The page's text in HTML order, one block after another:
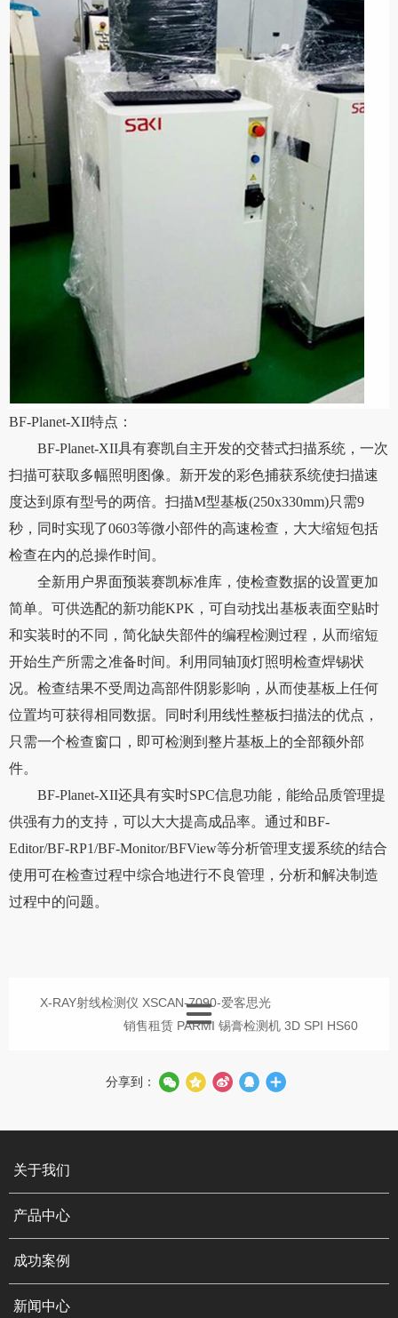
BF-Planet-XII特点：
BF-Planet-XII具有赛凯自主开发的交替式扫描系统，一次
扫描可获取多幅照明图像。新开发的彩色捕获系统使扫描速
度达到原有型号的两倍。扫描M型基板(250x330mm)只需9
秒，同时实现了0603等微小部件的高速检查，大大缩短包括
检查在内的总操作时间。
全新用户界面预装赛凯标准库，使检查数据的设置更加
简单。可供选配的新功能KPK，可自动找出基板表面空贴时
和实装时的不同，简化缺失部件的编程检测过程，从而缩短
开始生产所需之准备时间。利用同轴顶灯照明检查焊锡状
况。检查结果不受周边高部件阴影影响，从而使基板上任何
位置均可获得相同数据。同时利用线性整板扫描法的优点，
只需一个检查窗口，即可检测到整片基板上的全部额外部
件。
BF-Planet-XII还具有实时SPC信息功能，能给品质管理提
供强有力的支持，可以大大提高成品率。通过和BF-
Editor/BF-RP1/BF-Monitor/BFView等分析管理支援系统的结合
使用可在检查过程中综合地进行不良管理，分析和解决制造
过程中的问题。
X-RAY射线检测仪 XSCAN-7090-爱客思光
销售租赁 PARMI 锡膏检测机 3D SPI HS60
分享到：
关于我们
产品中心
成功案例
新闻中心